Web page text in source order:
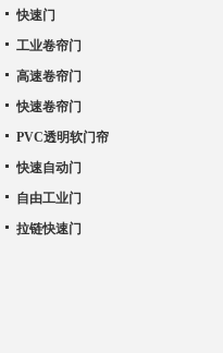
快速门
工业卷帘门
高速卷帘门
快速卷帘门
PVC透明软门帘
快速自动门
自由工业门
拉链快速门